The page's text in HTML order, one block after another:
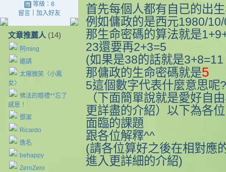
等級：8
留言｜ 加入好友
文章推薦人 (14)
阿ming
邀請
太陽微笑〈小鳳
女〉
佛法的贈禮**忘了
感恩！
鄧潔
Ricardo
逸名
behappy
ZeroZero
首先每個人都有自已的出
例如傭政的是西元1980/
那生命密碼的算法就是
23還要再2+3=5
(如果是38的話就是
那傭政的生命密碼就是5
5這個數字代表什麼意思呢?
（下面簡單說就是愛好自
更詳盡的介紹）以下為各
面臨的課題
跟各位解釋^^
(請各位算好之後在相對應
進入更詳細的介紹)